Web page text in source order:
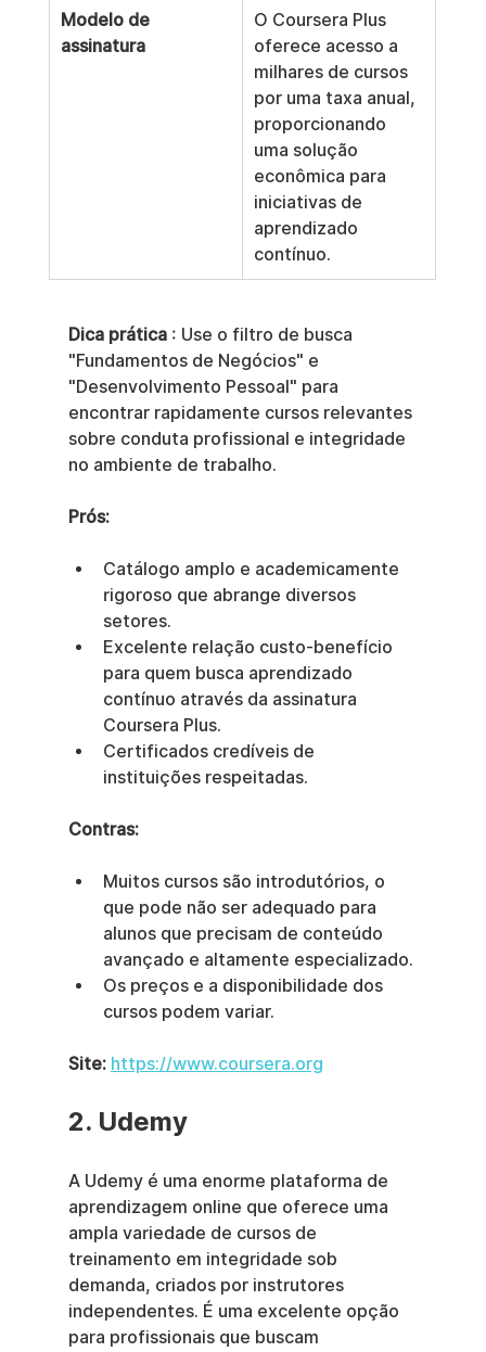
Modelo de
assinatura
O Coursera Plus
oferece acesso a
milhares de cursos
por uma taxa anual,
proporcionando
uma solução
econômica para
iniciativas de
aprendizado
contínuo.
Dica prática : Use o filtro de busca
"Fundamentos de Negócios" e
"Desenvolvimento Pessoal" para
encontrar rapidamente cursos relevantes
sobre conduta profissional e integridade
no ambiente de trabalho.
Prós:
Catálogo amplo e academicamente
rigoroso que abrange diversos
setores.
Excelente relação custo-benefício
para quem busca aprendizado
contínuo através da assinatura
Coursera Plus.
Certificados credíveis de
instituições respeitadas.
Contras:
Muitos cursos são introdutórios, o
que pode não ser adequado para
alunos que precisam de conteúdo
avançado e altamente especializado.
Os preços e a disponibilidade dos
cursos podem variar.
Site: https://www.coursera.org
2. Udemy
A Udemy é uma enorme plataforma de
aprendizagem online que oferece uma
ampla variedade de cursos de
treinamento em integridade sob
demanda, criados por instrutores
independentes. É uma excelente opção
para profissionais que buscam